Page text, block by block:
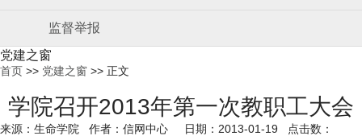
监督举报
党建之窗
首页 >> 党建之窗 >> 正文
学院召开2013年第一次教职工大会
来源：生命学院 作者：信网中心 日期：2013-01-19 点击数：